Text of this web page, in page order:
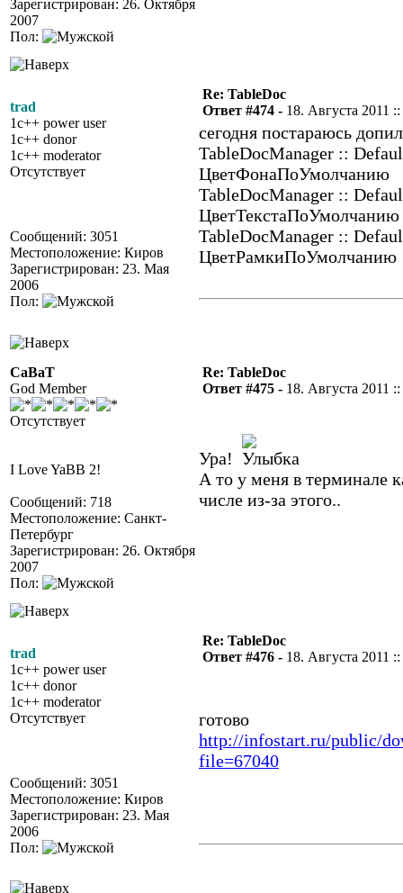
Зарегистрирован: 26. Октября
2007
Пол:
trad
1c++ power user
1c++ donor
1c++ moderator
Отсутствует
Сообщений: 3051
Местоположение: Киров
Зарегистрирован: 23. Мая
2006
Пол:
Re: TableDoc
Ответ #474 - 18. Августа 2011
сегодня постараюсь
TableDocManager ::
ЦветФонаПоУмолчанию
TableDocManager ::
ЦветТекстаПоУмолчанию
TableDocManager ::
ЦветРамкиПоУмолчанию
CaBaT
God Member
Отсутствует
I Love YaBB 2!
Сообщений: 718
Местоположение: Санкт-
Петербург
Зарегистрирован: 26. Октября
2007
Пол:
Re: TableDoc
Ответ #475 - 18. Августа 2011
Ура!
А то у меня в терминале
числе из-за этого..
trad
1c++ power user
1c++ donor
1c++ moderator
Отсутствует
Сообщений: 3051
Местоположение: Киров
Зарегистрирован: 23. Мая
2006
Пол:
Re: TableDoc
Ответ #476 - 18. Августа 2011
готово
http://infostart.ru/public/
file=67040